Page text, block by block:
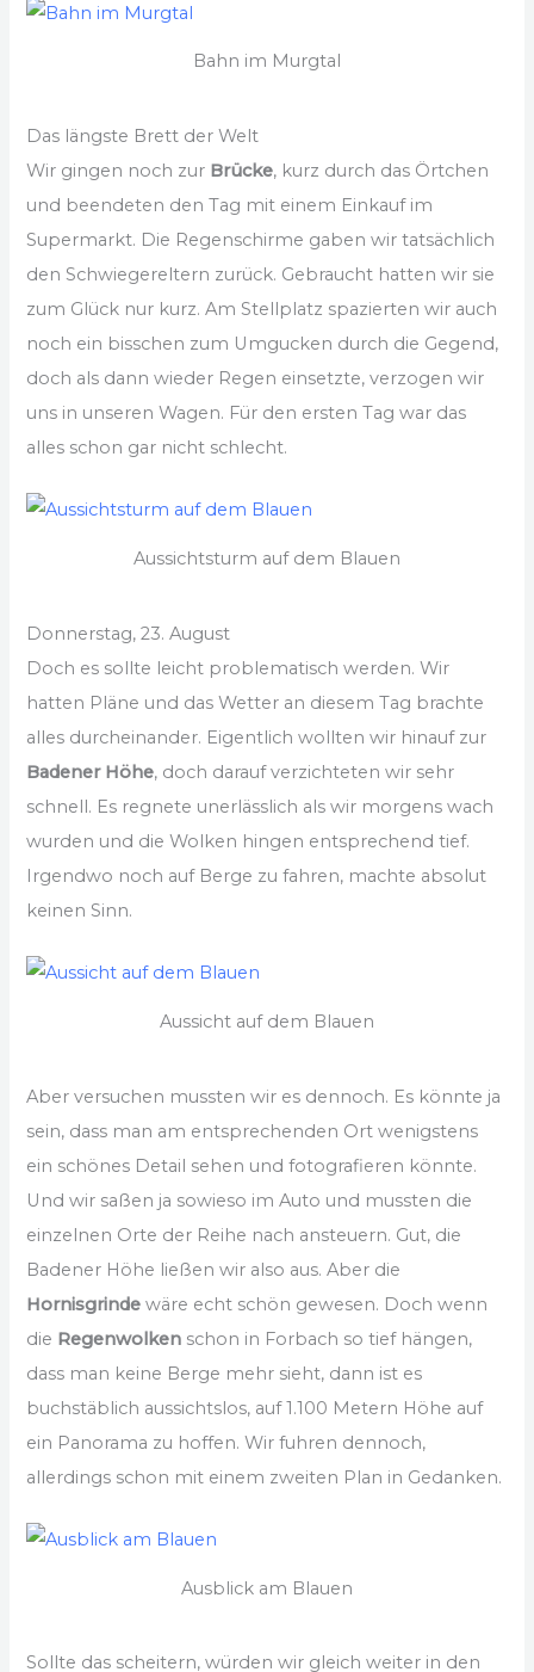
Bahn im Murgtal
Das längste Brett der Welt
Wir gingen noch zur Brücke, kurz durch das Örtchen
und beendeten den Tag mit einem Einkauf im
Supermarkt. Die Regenschirme gaben wir tatsächlich
den Schwiegereltern zurück. Gebraucht hatten wir sie
zum Glück nur kurz. Am Stellplatz spazierten wir auch
noch ein bisschen zum Umgucken durch die Gegend,
doch als dann wieder Regen einsetzte, verzogen wir
uns in unseren Wagen. Für den ersten Tag war das
alles schon gar nicht schlecht.
Aussichtsturm auf dem Blauen
Donnerstag, 23. August
Doch es sollte leicht problematisch werden. Wir
hatten Pläne und das Wetter an diesem Tag brachte
alles durcheinander. Eigentlich wollten wir hinauf zur
Badener Höhe, doch darauf verzichteten wir sehr
schnell. Es regnete unerlässlich als wir morgens wach
wurden und die Wolken hingen entsprechend tief.
Irgendwo noch auf Berge zu fahren, machte absolut
keinen Sinn.
Aussicht auf dem Blauen
Aber versuchen mussten wir es dennoch. Es könnte ja
sein, dass man am entsprechenden Ort wenigstens
ein schönes Detail sehen und fotografieren könnte.
Und wir saßen ja sowieso im Auto und mussten die
einzelnen Orte der Reihe nach ansteuern. Gut, die
Badener Höhe ließen wir also aus. Aber die
Hornisgrinde wäre echt schön gewesen. Doch wenn
die Regenwolken schon in Forbach so tief hängen,
dass man keine Berge mehr sieht, dann ist es
buchstäblich aussichtslos, auf 1.100 Metern Höhe auf
ein Panorama zu hoffen. Wir fuhren dennoch,
allerdings schon mit einem zweiten Plan in Gedanken.
Ausblick am Blauen
Sollte das scheitern, würden wir gleich weiter in den